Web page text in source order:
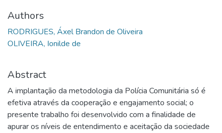
Authors
RODRIGUES, Áxel Brandon de Oliveira
OLIVEIRA, Ionilde de
Abstract
A implantação da metodologia da Polícia Comunitária só é
efetiva através da cooperação e engajamento social; o
presente trabalho foi desenvolvido com a finalidade de
apurar os níveis de entendimento e aceitação da sociedade